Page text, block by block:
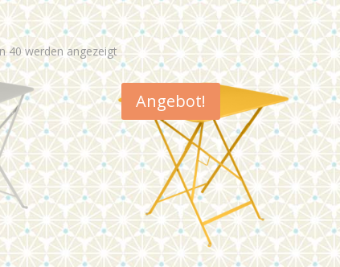
40 werden angezeigt
Angebot!